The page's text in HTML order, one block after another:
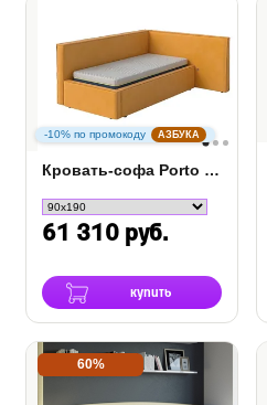
-10% по промокоду АЗБУКА
Кровать-софа Porto (левая)
61 310 руб.
купить
60%